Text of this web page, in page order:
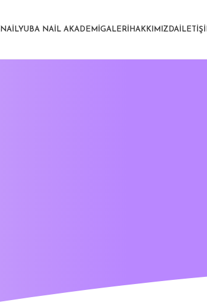
NAILYUBA NAIL AKADEMI GALERI HAKKIMIZDA